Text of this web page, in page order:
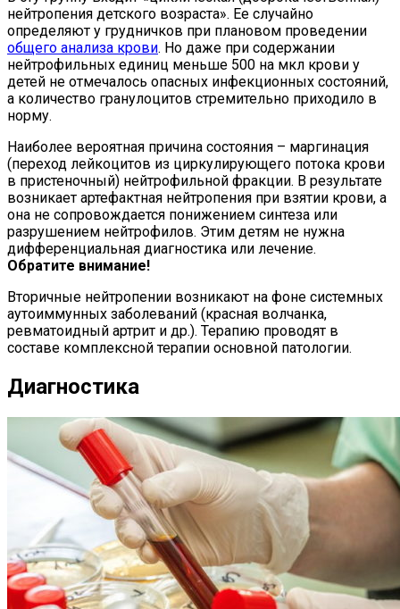
нейтропения детского возраста». Ее случайно
определяют у грудничков при плановом проведении
общего анализа крови. Но даже при содержании
нейтрофильных единиц меньше 500 на мкл крови у
детей не отмечалось опасных инфекционных состояний,
а количество гранулоцитов стремительно приходило в
норму.
Наиболее вероятная причина состояния – маргинация
(переход лейкоцитов из циркулирующего потока крови
в пристеночный) нейтрофильной фракции. В результате
возникает артефактная нейтропения при взятии крови, а
она не сопровождается понижением синтеза или
разрушением нейтрофилов. Этим детям не нужна
дифференциальная диагностика или лечение.
Обратите внимание!
Вторичные нейтропении возникают на фоне системных
аутоиммунных заболеваний (красная волчанка,
ревматоидный артрит и др.). Терапию проводят в
составе комплексной терапии основной патологии.
Диагностика